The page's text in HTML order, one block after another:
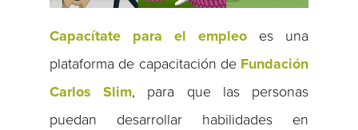
Capacítate para el empleoes una
plataforma de capacitación de Fundación
Carlos Slim, para que las personas
puedan desarrollar habilidades en